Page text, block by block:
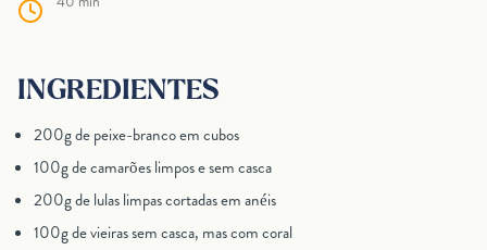
INGREDIENTES
200g de peixe-branco em cubos
100g de camarões limpos e sem casca
200g de lulas limpas cortadas em anéis
100g de vieiras sem casca, mas com coral